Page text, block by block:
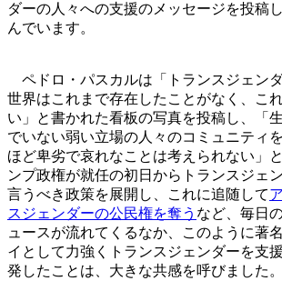
ダーの人々への支援のメッセージを投稿
んでいます。
ペドロ・パスカルは「トランスジェン
世界はこれまで存在したことがなく、こ
い」と書かれた看板の写真を投稿し、「
でいない弱い立場の人々のコミュニティ
ほど卑劣で哀れなことは考えられない」
ンプ政権が就任の初日からトランスジェ
言うべき政策を展開し、これに追随して
スジェンダーの公民権を奪う など、毎日
ュースが流れてくるなか、このように著
イとして力強くトランスジェンダーを支
発したことは、大きな共感を呼びました